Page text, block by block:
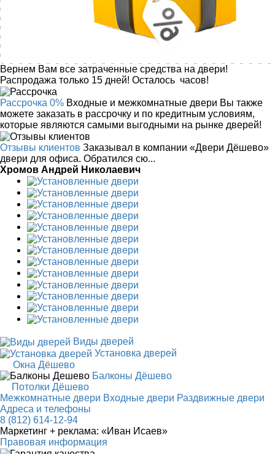
Вернем Вам все затраченные средства на двери!
Распродажа только 15 дней! Осталось часов!
Рассрочка 0% Входные и межкомнатные двери Вы также
можете заказать в рассрочку и по кредитным условиям,
которые являются самыми выгодными на рынке дверей!
Отзывы клиентов Заказывал в компании «Двери Дёшево»
двери для офиса. Обратился сю...
Хромов Андрей Николаевич
Виды дверей
Установка дверей
Окна Дёшево
Балконы Дёшево
Потолки Дёшево
Межкомнатные двери Входные двери Раздвижные двери
Адреса и телефоны
8 (812) 614-12-94
Маркетинг + реклама: «Иван Исаев»
Правовая информация